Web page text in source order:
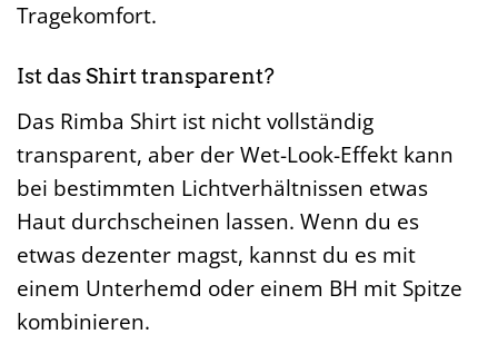
Tragekomfort.
Ist das Shirt transparent?
Das Rimba Shirt ist nicht vollständig
transparent, aber der Wet-Look-Effekt kann
bei bestimmten Lichtverhältnissen etwas
Haut durchscheinen lassen. Wenn du es
etwas dezenter magst, kannst du es mit
einem Unterhemd oder einem BH mit Spitze
kombinieren.